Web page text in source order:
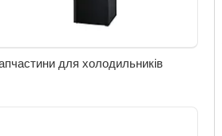
для холодильників